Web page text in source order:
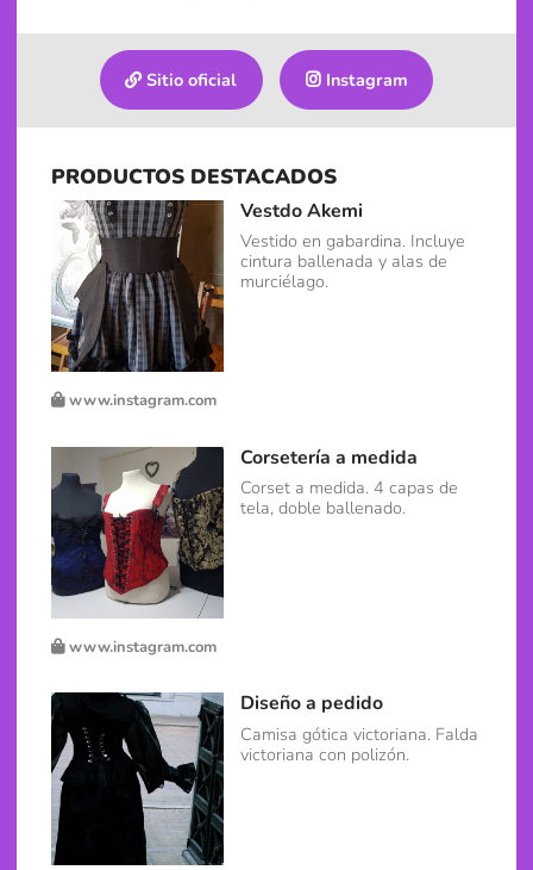
Sitio oficial Instagram
PRODUCTOS DESTACADOS
Vestdo Akemi
Vestido en gabardina. Incluye
cintura ballenada y alas de
murciélago.
www.instagram.com
Corsetería a medida
Corset a medida. 4 capas de
tela, doble ballenado.
www.instagram.com
Diseño a pedido
Camisa gótica victoriana. Falda
victoriana con polizón.